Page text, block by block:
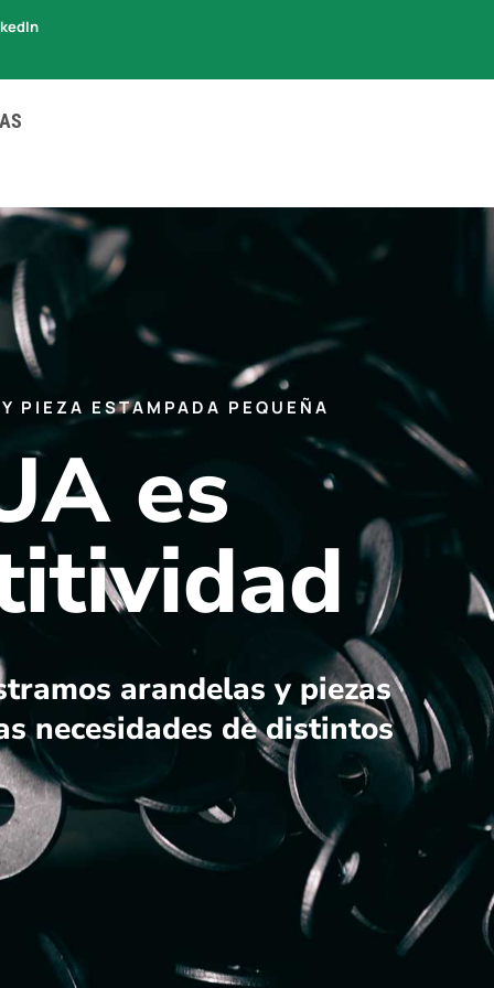
PIEZA ESTAMPADA PEQUEÑA
es
arandelas y piezas
necesidades de distintos